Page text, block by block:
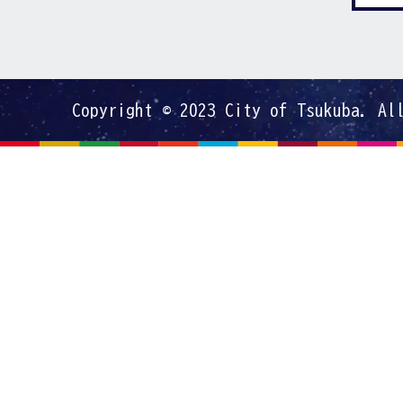
Copyright © 2023 City of Tsukuba.